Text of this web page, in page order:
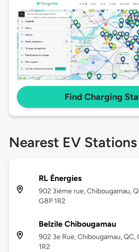
Find Charging
Nearest EV Stations
RL Énergies
902 3ième rue, Chibougamau,
G8P 1R2
Belzile Chibougamau
902 3e Rue, Chibougamau, QC,
1R2